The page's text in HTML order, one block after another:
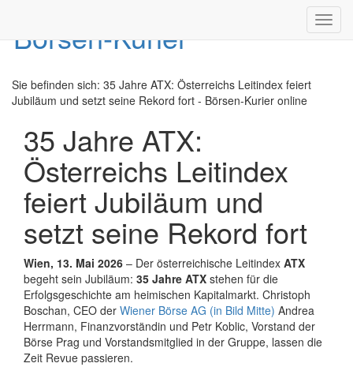
Sie befinden sich: 35 Jahre ATX: Österreichs Leitindex feiert
Jubiläum und setzt seine Rekord fort - Börsen-Kurier online
35 Jahre ATX:
Österreichs Leitindex
feiert Jubiläum und
setzt seine Rekord fort
Wien, 13. Mai 2026 – Der österreichische Leitindex ATX
begeht sein Jubiläum: 35 Jahre ATX stehen für die
Erfolgsgeschichte am heimischen Kapitalmarkt. Christoph
Boschan, CEO der Wiener Börse AG (in Bild Mitte) Andrea
Herrmann, Finanzvorständin und Petr Koblic, Vorstand der
Börse Prag und Vorstandsmitglied in der Gruppe, lassen die
Zeit Revue passieren.